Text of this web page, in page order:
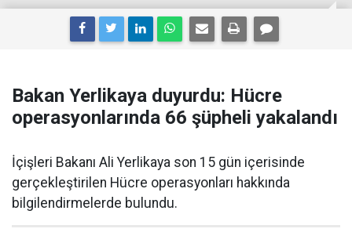
Bakan Yerlikaya duyurdu: Hücre
operasyonlarında 66 şüpheli yakalandı
İçişleri Bakanı Ali Yerlikaya son 15 gün içerisinde
gerçekleştirilen Hücre operasyonları hakkında
bilgilendirmelerde bulundu.